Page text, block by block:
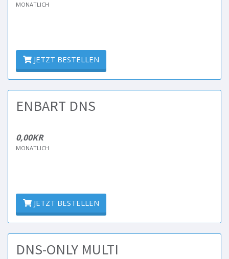
MONATLICH
JETZT BESTELLEN
ENBART DNS
0,00KR
MONATLICH
JETZT BESTELLEN
DNS-ONLY MULTI